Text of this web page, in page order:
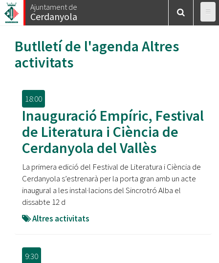
Vés
al
Ajuntament de
Cerdanyola
Butlletí de l'agenda Altres
activitats
18:00
Inauguració Empíric, Festival
de Literatura i Ciència de
Cerdanyola del Vallès
La primera edició del Festival de Literatura i Ciència de
Cerdanyola s’estrenarà per la porta gran amb un acte
inaugural a les instal·lacions del Sincrotró Alba el
dissabte 12 d
Altres activitats
9:30